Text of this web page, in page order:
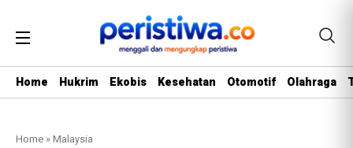
Home Hukrim Ekobis Kesehatan Otomotif Olahraga
Home »Malaysia